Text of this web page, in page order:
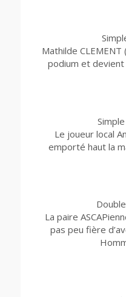
Mathilde CLEMENT
podium et devient
Le joueur local
emporté haut la
La paire
pas peu fière